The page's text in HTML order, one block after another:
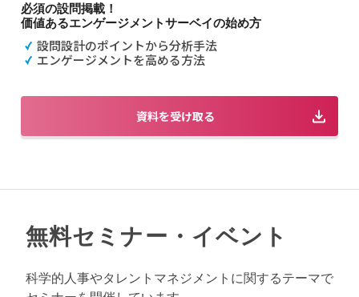
必須の設問掲載！
価値あるエンゲージメントサーベイの始め方
設問設計のポイントから分析手法
エンゲージメントを高める方法
資料を受け取る
無料セミナー・イベント
科学的人事やタレントマネジメントに関するテーマで